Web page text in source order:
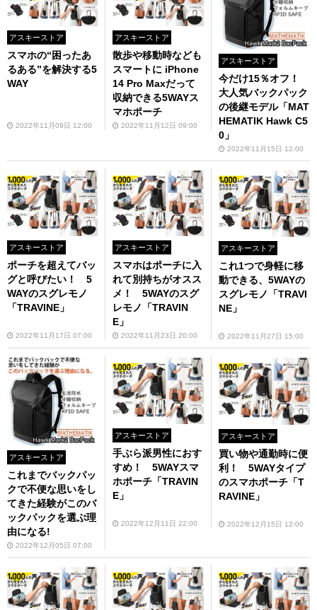
アスキーストア
スマホの“困ったあ
るある”を解決する5
WAY
2022年11月09日 12:00
アスキーストア
散歩や移動時なども
スマートに iPhone
14 Pro Maxだって
収納できる5WAYス
マホポーチ
2022年11月12日 09:00
アスキーストア
今だけ15％オフ！
大人気バックパック
の後継モデル「MAT
HEMATIK Hawk C5
0」
2022年11月15日 12:00
アスキーストア
ポーチを超えてバッ
グと呼びたい！ 5
WAYのスグレモノ
「TRAVINE」
2022年11月17日 07:00
アスキーストア
スマホはポーチに入
れて別持ちがオスス
メ！ 5WAYのスグ
レモノ「TRAVIN
E」
2022年11月23日 20:00
アスキーストア
これ1つで身軽に移
動できる、5WAYの
スグレモノ「TRAVI
NE」
2022年11月27日 15:00
アスキーストア
これまでバックパッ
クで不便な思いをし
てきた経験がこのバ
ックパックを選ぶ理
由になる!
2022年12月05日 07:00
アスキーストア
手ぶら派男性におす
すめ！ 5WAYスマ
ホポーチ「TRAVIN
E」
2022年12月11日 22:00
アスキーストア
買い物や通勤時に便
利！ 5WAYタイプ
のスマホポーチ「T
RAVINE」
2022年12月15日 12:00